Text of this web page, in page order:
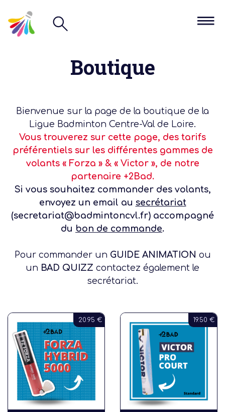
Boutique
Bienvenue sur la page de la boutique de la
Ligue Badminton Centre-Val de Loire.
Vous trouverez sur cette page, des tarifs
préférentiels sur les différentes gammes de
volants « Forza » & « Victor », de notre
partenaire +2Bad.
Si vous souhaitez commander des volants,
envoyez un email au secrétariat
(secretariat@badmintoncvl.fr) accompagné
du bon de commande.
Pour commander un GUIDE ANIMATION ou
un BAD QUIZZ contactez également le
secrétariat.
20.95 € 19.50 €